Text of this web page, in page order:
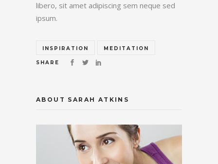
libero, sit amet adipiscing sem neque sed
ipsum.
INSPIRATION MEDITATION
SHARE
ABOUT SARAH ATKINS